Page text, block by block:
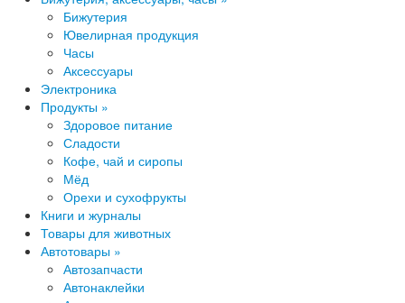
Бижутерия
Ювелирная продукция
Часы
Аксессуары
Электроника
Продукты »
Здоровое питание
Сладости
Кофе, чай и сиропы
Мёд
Орехи и сухофрукты
Книги и журналы
Товары для животных
Автотовары »
Автозапчасти
Автонаклейки